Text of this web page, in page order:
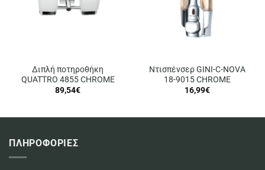
Διπλή ποτηροθήκη
QUATTRO 4855 CHROME
89,54€
Ντισπένσερ GINI-C-NOVA
18-9015 CHROME
16,99€
ΠΛΗΡΟΦΟΡΙΕΣ